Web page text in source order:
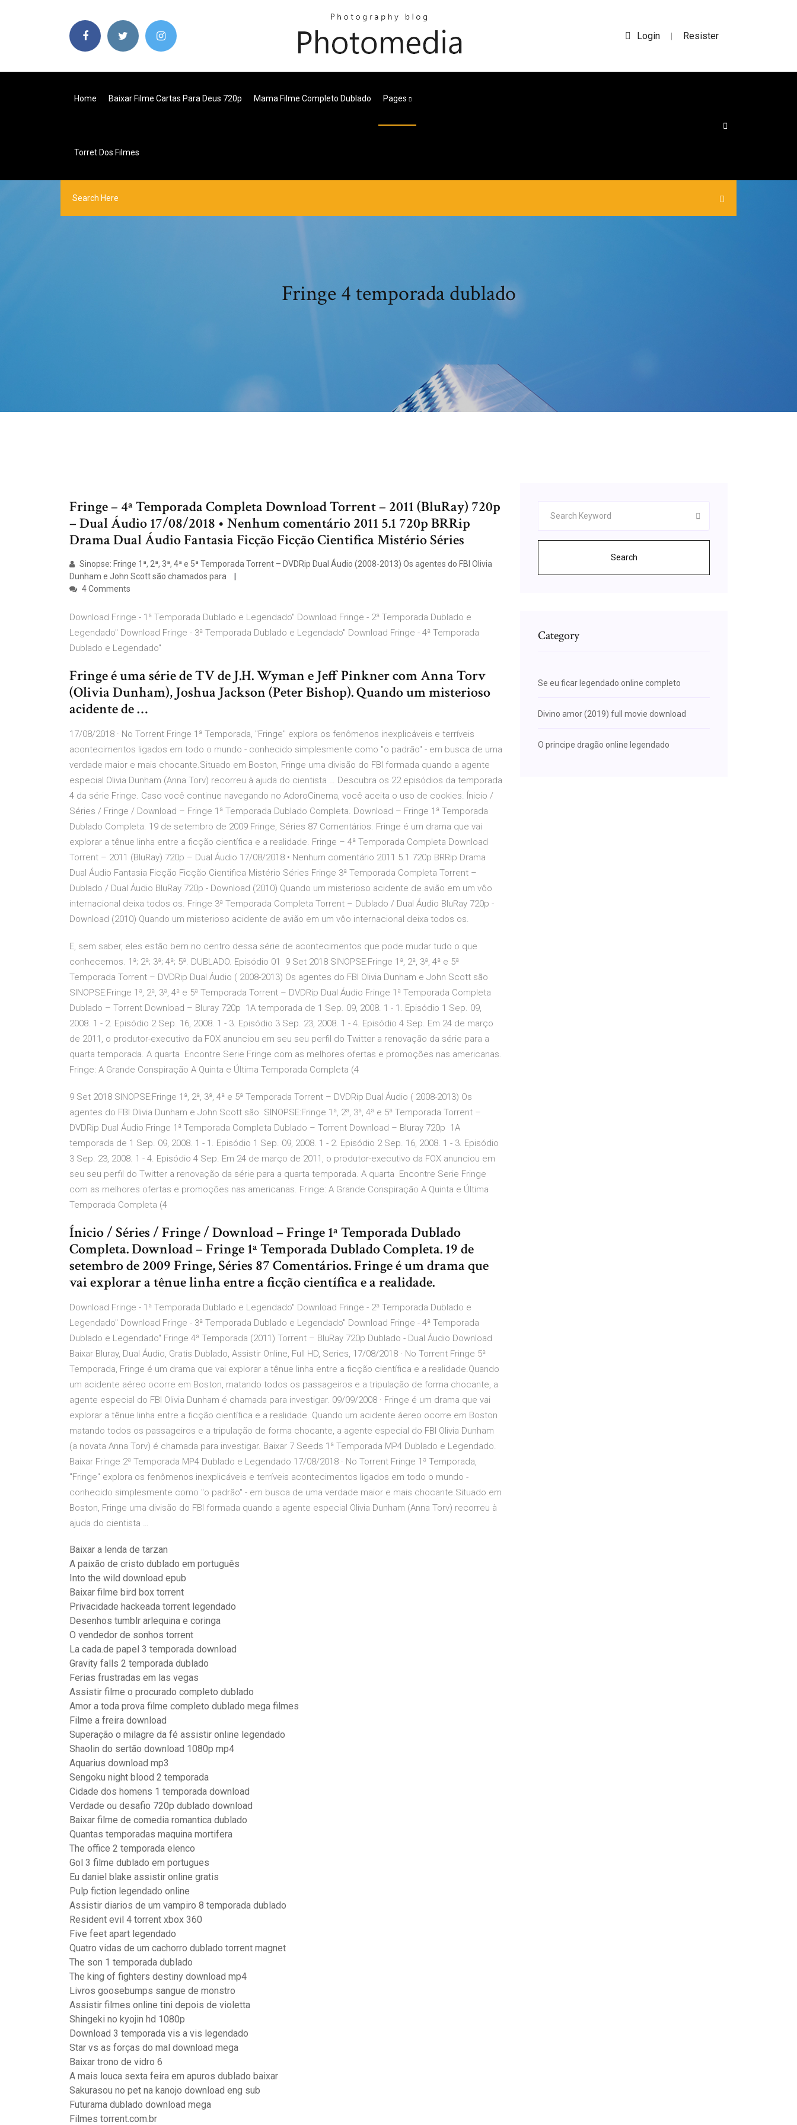
Login | Resister
Home Baixar Filme Cartas Para Deus 720p Mama Filme Completo Dublado Pages
Torret Dos Filmes
Fringe 4 temporada dublado
Fringe – 4ª Temporada Completa Download Torrent – 2011 (BluRay) 720p
– Dual Áudio 17/08/2018 • Nenhum comentário 2011 5.1 720p BRRip
Drama Dual Áudio Fantasia Ficção Ficção Cientifica Mistério Séries
Sinopse: Fringe 1ª, 2ª, 3ª, 4ª e 5ª Temporada Torrent – DVDRip Dual Áudio (2008-2013) Os agentes do FBI Olivia
Dunham e John Scott são chamados para
4 Comments
Download Fringe - 1ª Temporada Dublado e Legendado" Download Fringe - 2ª Temporada Dublado e
Legendado" Download Fringe - 3ª Temporada Dublado e Legendado" Download Fringe - 4ª Temporada
Dublado e Legendado"
Fringe é uma série de TV de J.H. Wyman e Jeff Pinkner com Anna Torv
(Olivia Dunham), Joshua Jackson (Peter Bishop). Quando um misterioso
acidente de …
17/08/2018 · No Torrent Fringe 1ª Temporada, "Fringe" explora os fenômenos inexplicáveis e terríveis
acontecimentos ligados em todo o mundo - conhecido simplesmente como "o padrão" - em busca de uma
verdade maior e mais chocante.Situado em Boston, Fringe uma divisão do FBI formada quando a agente
especial Olivia Dunham (Anna Torv) recorreu à ajuda do cientista … Descubra os 22 episódios da temporada
4 da série Fringe. Caso você continue navegando no AdoroCinema, você aceita o uso de cookies. Ínicio /
Séries / Fringe / Download – Fringe 1ª Temporada Dublado Completa. Download – Fringe 1ª Temporada
Dublado Completa. 19 de setembro de 2009 Fringe, Séries 87 Comentários. Fringe é um drama que vai
explorar a tênue linha entre a ficção científica e a realidade. Fringe – 4ª Temporada Completa Download
Torrent – 2011 (BluRay) 720p – Dual Áudio 17/08/2018 • Nenhum comentário 2011 5.1 720p BRRip Drama
Dual Áudio Fantasia Ficção Ficção Cientifica Mistério Séries Fringe 3ª Temporada Completa Torrent –
Dublado / Dual Áudio BluRay 720p - Download (2010) Quando um misterioso acidente de avião em um vôo
internacional deixa todos os. Fringe 3ª Temporada Completa Torrent – Dublado / Dual Áudio BluRay 720p -
Download (2010) Quando um misterioso acidente de avião em um vôo internacional deixa todos os.
E, sem saber, eles estão bem no centro dessa série de acontecimentos que pode mudar tudo o que
conhecemos. 1ª; 2ª; 3ª; 4ª; 5ª. DUBLADO. Episódio 01 9 Set 2018 SINOPSE:Fringe 1ª, 2ª, 3ª, 4ª e 5ª
Temporada Torrent – DVDRip Dual Áudio ( 2008-2013) Os agentes do FBI Olivia Dunham e John Scott são
SINOPSE:Fringe 1ª, 2ª, 3ª, 4ª e 5ª Temporada Torrent – DVDRip Dual Áudio Fringe 1ª Temporada Completa
Dublado – Torrent Download – Bluray 720p 1A temporada de 1 Sep. 09, 2008. 1 - 1. Episódio 1 Sep. 09,
2008. 1 - 2. Episódio 2 Sep. 16, 2008. 1 - 3. Episódio 3 Sep. 23, 2008. 1 - 4. Episódio 4 Sep. Em 24 de março
de 2011, o produtor-executivo da FOX anunciou em seu seu perfil do Twitter a renovação da série para a
quarta temporada. A quarta Encontre Serie Fringe com as melhores ofertas e promoções nas americanas.
Fringe: A Grande Conspiração A Quinta e Última Temporada Completa (4
9 Set 2018 SINOPSE:Fringe 1ª, 2ª, 3ª, 4ª e 5ª Temporada Torrent – DVDRip Dual Áudio ( 2008-2013) Os
agentes do FBI Olivia Dunham e John Scott são SINOPSE:Fringe 1ª, 2ª, 3ª, 4ª e 5ª Temporada Torrent –
DVDRip Dual Áudio Fringe 1ª Temporada Completa Dublado – Torrent Download – Bluray 720p 1A
temporada de 1 Sep. 09, 2008. 1 - 1. Episódio 1 Sep. 09, 2008. 1 - 2. Episódio 2 Sep. 16, 2008. 1 - 3. Episódio
3 Sep. 23, 2008. 1 - 4. Episódio 4 Sep. Em 24 de março de 2011, o produtor-executivo da FOX anunciou em
seu seu perfil do Twitter a renovação da série para a quarta temporada. A quarta Encontre Serie Fringe
com as melhores ofertas e promoções nas americanas. Fringe: A Grande Conspiração A Quinta e Última
Temporada Completa (4
Ínicio / Séries / Fringe / Download – Fringe 1ª Temporada Dublado
Completa. Download – Fringe 1ª Temporada Dublado Completa. 19 de
setembro de 2009 Fringe, Séries 87 Comentários. Fringe é um drama que
vai explorar a tênue linha entre a ficção científica e a realidade.
Download Fringe - 1ª Temporada Dublado e Legendado" Download Fringe - 2ª Temporada Dublado e
Legendado" Download Fringe - 3ª Temporada Dublado e Legendado" Download Fringe - 4ª Temporada
Dublado e Legendado" Fringe 4ª Temporada (2011) Torrent – BluRay 720p Dublado - Dual Áudio Download
Baixar Bluray, Dual Áudio, Gratis Dublado, Assistir Online, Full HD, Series, 17/08/2018 · No Torrent Fringe 5ª
Temporada, Fringe é um drama que vai explorar a tênue linha entre a ficção científica e a realidade.Quando
um acidente aéreo ocorre em Boston, matando todos os passageiros e a tripulação de forma chocante, a
agente especial do FBI Olivia Dunham é chamada para investigar. 09/09/2008 · Fringe é um drama que vai
explorar a tênue linha entre a ficção científica e a realidade. Quando um acidente áereo ocorre em Boston
matando todos os passageiros e a tripulação de forma chocante, a agente especial do FBI Olivia Dunham
(a novata Anna Torv) é chamada para investigar. Baixar 7 Seeds 1ª Temporada MP4 Dublado e Legendado.
Baixar Fringe 2ª Temporada MP4 Dublado e Legendado 17/08/2018 · No Torrent Fringe 1ª Temporada,
"Fringe" explora os fenômenos inexplicáveis e terríveis acontecimentos ligados em todo o mundo -
conhecido simplesmente como "o padrão" - em busca de uma verdade maior e mais chocante.Situado em
Boston, Fringe uma divisão do FBI formada quando a agente especial Olivia Dunham (Anna Torv) recorreu à
ajuda do cientista …
Baixar a lenda de tarzan
A paixão de cristo dublado em português
Into the wild download epub
Baixar filme bird box torrent
Privacidade hackeada torrent legendado
Desenhos tumblr arlequina e coringa
O vendedor de sonhos torrent
La cada.de papel 3 temporada download
Gravity falls 2 temporada dublado
Ferias frustradas em las vegas
Assistir filme o procurado completo dublado
Amor a toda prova filme completo dublado mega filmes
Filme a freira download
Superação o milagre da fé assistir online legendado
Shaolin do sertão download 1080p mp4
Aquarius download mp3
Sengoku night blood 2 temporada
Cidade dos homens 1 temporada download
Verdade ou desafio 720p dublado download
Baixar filme de comedia romantica dublado
Quantas temporadas maquina mortifera
The office 2 temporada elenco
Gol 3 filme dublado em portugues
Eu daniel blake assistir online gratis
Pulp fiction legendado online
Assistir diarios de um vampiro 8 temporada dublado
Resident evil 4 torrent xbox 360
Five feet apart legendado
Quatro vidas de um cachorro dublado torrent magnet
The son 1 temporada dublado
The king of fighters destiny download mp4
Livros goosebumps sangue de monstro
Assistir filmes online tini depois de violetta
Shingeki no kyojin hd 1080p
Download 3 temporada vis a vis legendado
Star vs as forças do mal download mega
Baixar trono de vidro 6
A mais louca sexta feira em apuros dublado baixar
Sakurasou no pet na kanojo download eng sub
Futurama dublado download mega
Filmes torrent.com.br
Search
Category
Se eu ficar legendado online completo
Divino amor (2019) full movie download
O principe dragão online legendado